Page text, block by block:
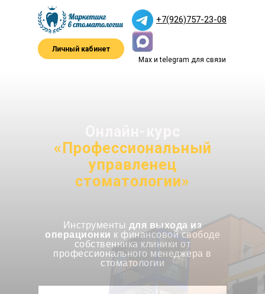
+7(926)757-23-08
Max и telegram для связи
Личный кабинет
Инструменты для выхода из
операционки к финансовой свободе
собственника клиники от
профессионального менеджера в
стоматологии
«Профессиональный
управленец
стоматологии»